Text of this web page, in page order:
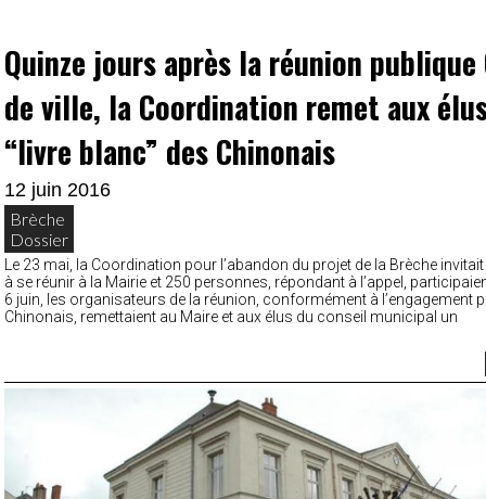
Quinze jours après la réunion
de ville, la Coordination remet aux
“livre blanc” des Chinonais
12 juin 2016
Brèche
Dossier
Le 23 mai, la Coordination pour l’abandon du projet de la Brèche
à se réunir à la Mairie et 250 personnes, répondant à l’appel,
6 juin, les organisateurs de la réunion, conformément à l’engagement
Chinonais, remettaient au Maire et aux élus du conseil municipal un